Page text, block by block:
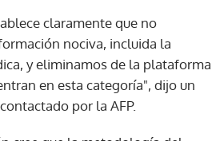
claramente que no
nociva, incluida la
y eliminamos de la plataforma
en esta categoría", dijo un
por la AFP.